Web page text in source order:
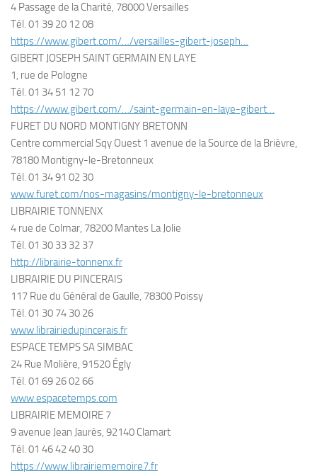
4 Passage de la Charité, 78000 Versailles
Tél. 01 39 20 12 08
https://www.gibert.com/…/versailles-gibert-joseph…
GIBERT JOSEPH SAINT GERMAIN EN LAYE
1, rue de Pologne
Tél. 01 34 51 12 70
https://www.gibert.com/…/saint-germain-en-laye-gibert…
FURET DU NORD MONTIGNY BRETONN
Centre commercial Sqy Ouest 1 avenue de la Source de la Brièvre,
78180 Montigny-le-Bretonneux
Tél. 01 34 91 02 30
www.furet.com/nos-magasins/montigny-le-bretonneux
LIBRAIRIE TONNENX
4 rue de Colmar, 78200 Mantes La Jolie
Tél. 01 30 33 32 37
http://librairie-tonnenx.fr
LIBRAIRIE DU PINCERAIS
117 Rue du Général de Gaulle, 78300 Poissy
Tél. 01 30 74 30 26
www.librairiedupincerais.fr
ESPACE TEMPS SA SIMBAC
24 Rue Molière, 91520 Égly
Tél. 01 69 26 02 66
www.espacetemps.com
LIBRAIRIE MEMOIRE 7
9 avenue Jean Jaurès, 92140 Clamart
Tél. 01 46 42 40 30
https://www.librairiememoire7.fr